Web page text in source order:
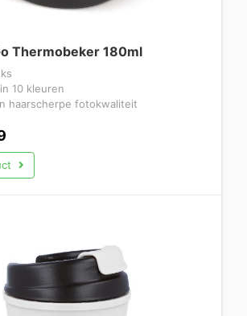
Thermobeker 180ml
10 kleuren
haarscherpe fotokwaliteit